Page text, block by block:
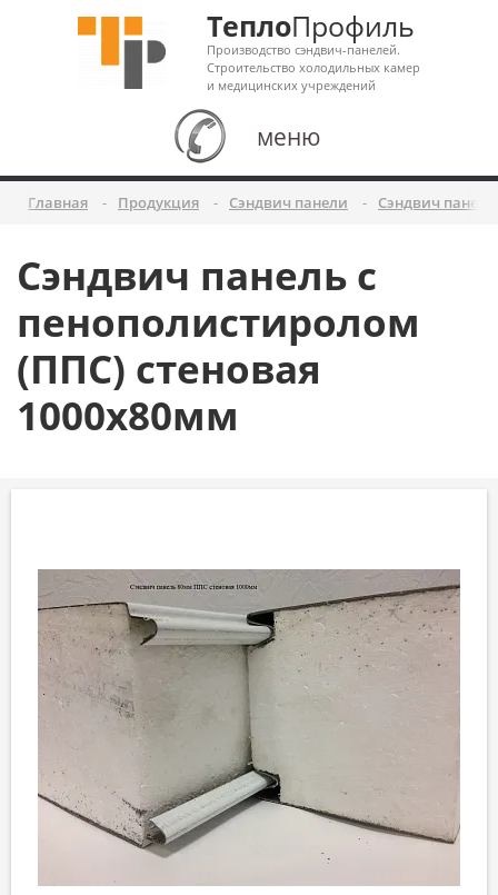
ТеплоПрофиль
Производство сэндвич-панелей.
Строительство холодильных камер
и медицинских учреждений
меню
Главная Продукция Сэндвич панели Сэндвич
Сэндвич панель с
пенополистиролом
(ППС) стеновая
1000x80мм